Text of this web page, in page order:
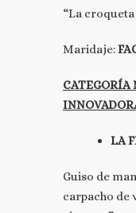
“La croqueta
Maridaje:
CATEGORÍA
LA
Guiso de
carpacho de